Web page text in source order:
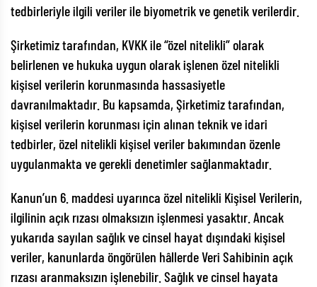
tedbirleriyle ilgili veriler ile biyometrik ve genetik verilerdir.
Şirketimiz tarafından, KVKK ile “özel nitelikli” olarak
belirlenen ve hukuka uygun olarak işlenen özel nitelikli
kişisel verilerin korunmasında hassasiyetle
davranılmaktadır. Bu kapsamda, Şirketimiz tarafından,
kişisel verilerin korunması için alınan teknik ve idari
tedbirler, özel nitelikli kişisel veriler bakımından özenle
uygulanmakta ve gerekli denetimler sağlanmaktadır.
Kanun’un 6. maddesi uyarınca özel nitelikli Kişisel Verilerin,
ilgilinin açık rızası olmaksızın işlenmesi yasaktır. Ancak
yukarıda sayılan sağlık ve cinsel hayat dışındaki kişisel
veriler, kanunlarda öngörülen hâllerde Veri Sahibinin açık
rızası aranmaksızın işlenebilir. Sağlık ve cinsel hayata